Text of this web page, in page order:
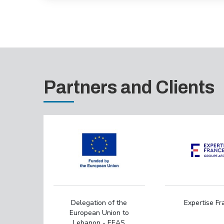
Partners and Clients
Delegation of the
European Union to
Expertise